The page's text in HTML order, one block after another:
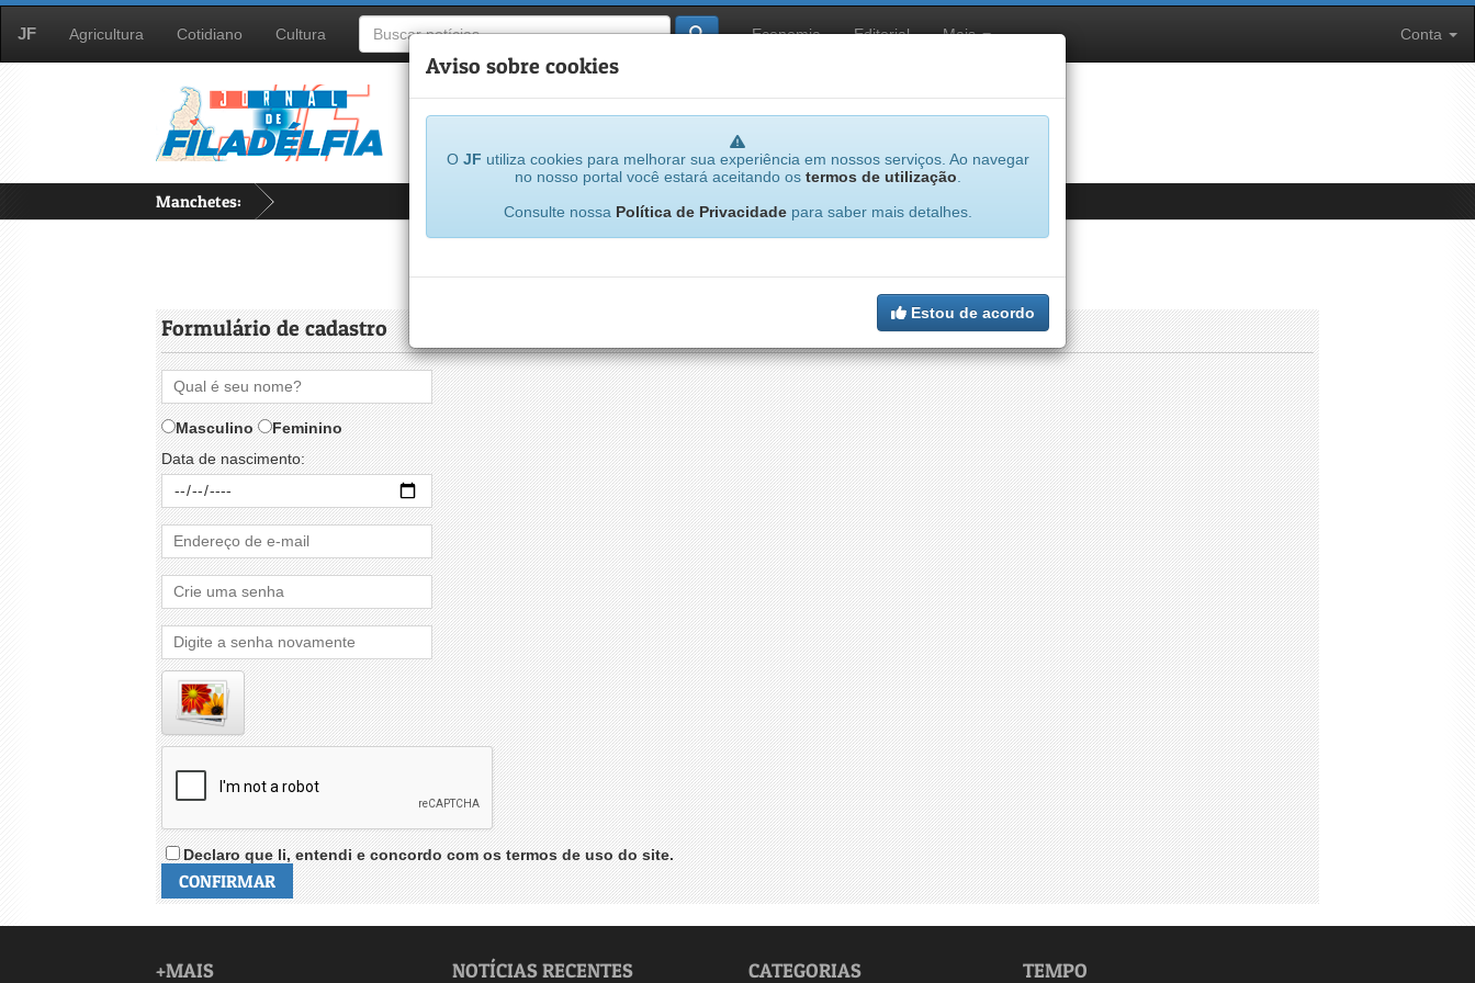
JF Agricultura Cotidiano Cultura Economia Editorial Mais Conta
Manchetes:
Aviso sobre cookies
O JF utiliza cookies para melhorar sua experiência em nossos serviços. Ao navegar
no nosso portal você estará aceitando os termos de utilização
Consulte nossa Política de Privacidadepara saber mais detalhes.
Estou de acordo
Atenção: um e-mail válido é necessário para confirmar seu cadastro
Formulário de cadastro
Masculino
Feminino
Data de nascimento:
Declaro que li, entendi e concordo com ostermos de usodo site.
+MAIS NOTÍCIAS RECENTES CATEGORIAS TEMPO